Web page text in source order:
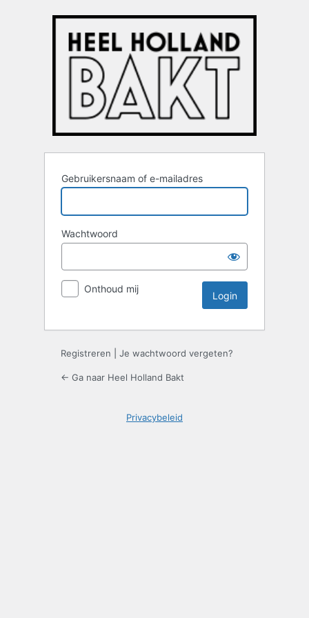
Gebruikersnaam of e-mailadres
Wachtwoord
Onthoud mij
Registreren Je wachtwoord vergeten?
← Ga naar Heel Holland Bakt
Privacybeleid